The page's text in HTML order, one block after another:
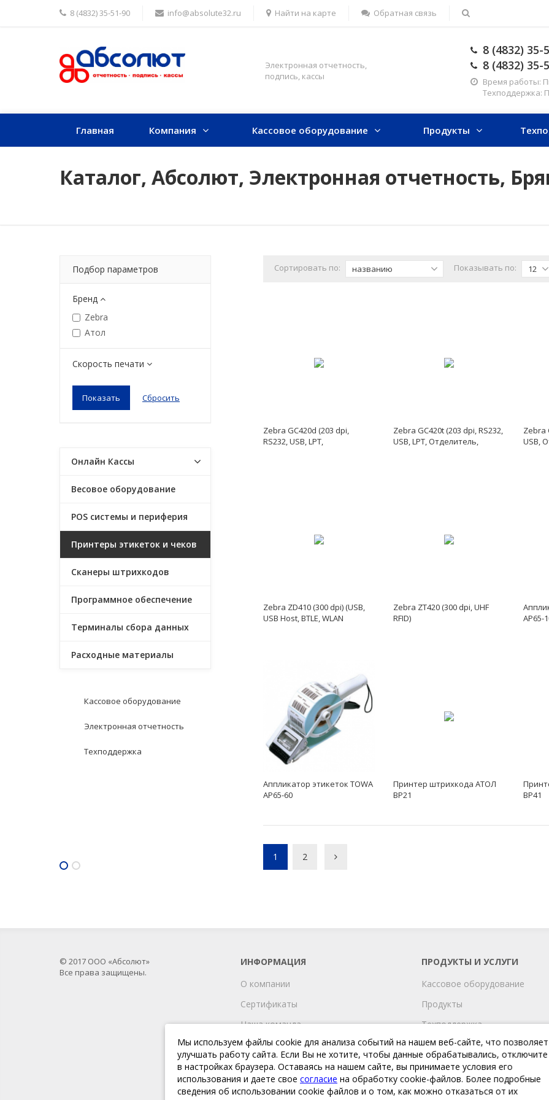
8 (4832) 35-51-90 info@absolute32.ru Найти на карте Обратная связь
Электронная отчетность,
подпись, кассы
8 (4832) 35-
8 (4832) 35-
Время работы:
Техподдержка:
Главная Компания Кассовое оборудование Продукты
Каталог, Абсолют, Электронная отчетность,
Сортировать по: названию Показывать по: 12
Zebra GC420d (203 dpi,
RS232, USB, LPT,
Zebra GC420t (203 dpi, RS232,
USB, LPT, Отделитель,
Zebra
USB,
Zebra ZD410 (300 dpi) (USB,
USB Host, BTLE, WLAN
Zebra ZT420 (300 dpi, UHF
RFID)
AP65-
Аппликатор этикеток TOWA
AP65-60
Принтер штрихкода АТОЛ
BP21
ВР41
1 2
Подбор параметров
Бренд
Zebra
Атол
Скорость печати
Онлайн Кассы
Весовое оборудование
POS системы и периферия
Принтеры этикеток и чеков
Сканеры штрихкодов
Программное обеспечение
Терминалы сбора данных
Расходные материалы
Кассовое оборудование
Электронная отчетность
Техподдержка
ИНФОРМАЦИЯ
О компании
Сертификаты
Наша команда
Вакансии
Новости
Политика обработки персональных
данных
ПРОДУКТЫ И УСЛУГИ
Кассовое оборудование
Продукты
Техподдержка
© 2017 ООО «Абсолют»
Все права защищены.
Мы используем файлы cookie для анализа событий на нашем веб-сайте, что
улучшать работу сайта. Если Вы не хотите, чтобы данные обрабатывались,
в настройках браузера. Оставаясь на нашем сайте, вы принимаете условия его
использования и даете свое согласие на обработку cookie-файлов. Более подробные
сведения об использовании cookie файлов и о том, как можно отказаться от их